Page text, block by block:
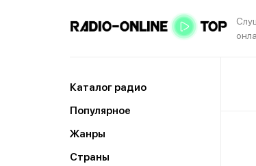
Каталог радио
Популярное
Жанры
Страны